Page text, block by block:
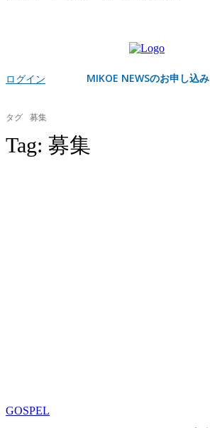
ログイン MIKOE NEWSのお申し込み
タグ 募集
Tag: 募集
GOSPEL